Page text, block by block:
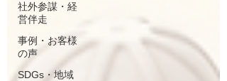
社外参謀・経
営伴走
事例・お客様
の声
SDGs・地域